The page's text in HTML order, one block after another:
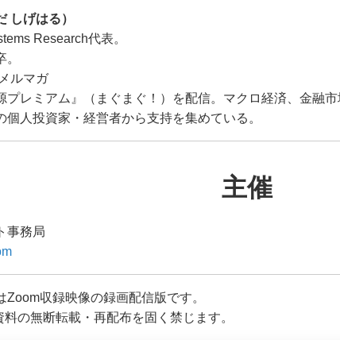
しげはる）
Research代表。
ルマガ
プレミアム』（まぐまぐ！）を配信。マクロ経済、金融
個人投資家・経営者から支持を集めている。
主催
事務局
収録映像の録画配信版です。
の無断転載・再配布を固く禁じます。